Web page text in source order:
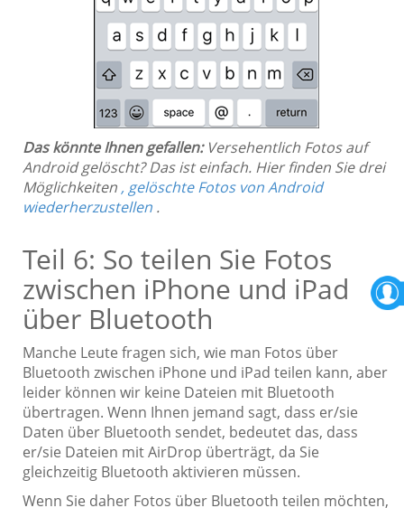
Das könnte Ihnen gefallen:Versehentlich Fotos auf
Android gelöscht? Das ist einfach. Hier finden Sie drei
Möglichkeiten , gelöschte Fotos von Android
wiederherzustellen .
Teil 6: So teilen Sie Fotos
zwischen iPhone und iPad
über Bluetooth
Manche Leute fragen sich, wie man Fotos über
Bluetooth zwischen iPhone und iPad teilen kann, aber
leider können wir keine Dateien mit Bluetooth
übertragen. Wenn Ihnen jemand sagt, dass er/sie
Daten über Bluetooth sendet, bedeutet das, dass
er/sie Dateien mit AirDrop überträgt, da Sie
gleichzeitig Bluetooth aktivieren müssen.
Wenn Sie daher Fotos über Bluetooth teilen möchten,